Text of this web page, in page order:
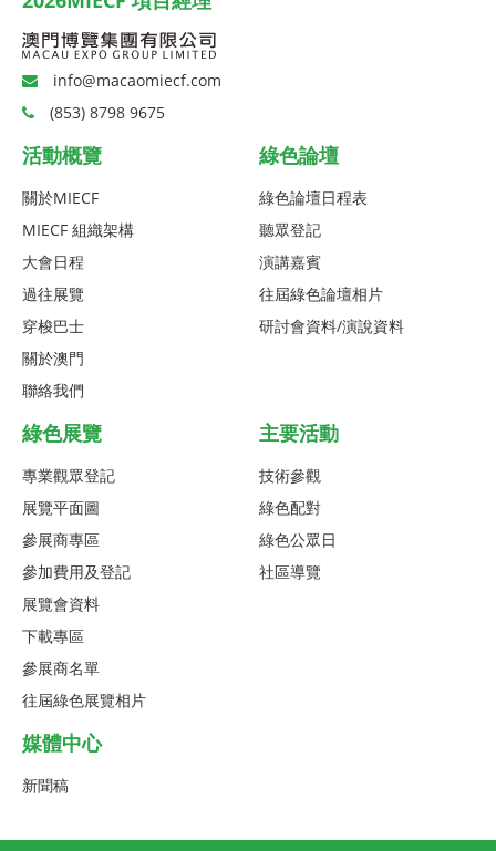
info@macaomiecf.com
(853) 8798 9675
活動概覽
關於MIECF
MIECF 組織架構
大會日程
過往展覽
穿梭巴士
關於澳門
聯絡我們
綠色論壇
綠色論壇日程表
聽眾登記
演講嘉賓
往屆綠色論壇相片
研討會資料/演說資料
綠色展覽
專業觀眾登記
展覽平面圖
參展商專區
參加費用及登記
展覽會資料
下載專區
參展商名單
往屆綠色展覽相片
主要活動
技術參觀
綠色配對
綠色公眾日
社區導覽
媒體中心
新聞稿